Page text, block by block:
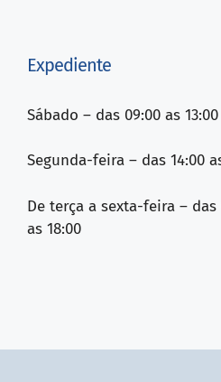
Expediente
Sábado – das 09:00 as 13:00
Segunda-feira – das 14:00
De terça a sexta-feira – das
as 18:00